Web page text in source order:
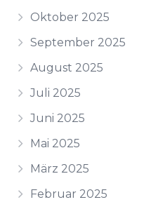
Oktober 2025
September 2025
August 2025
Juli 2025
Juni 2025
Mai 2025
März 2025
Februar 2025